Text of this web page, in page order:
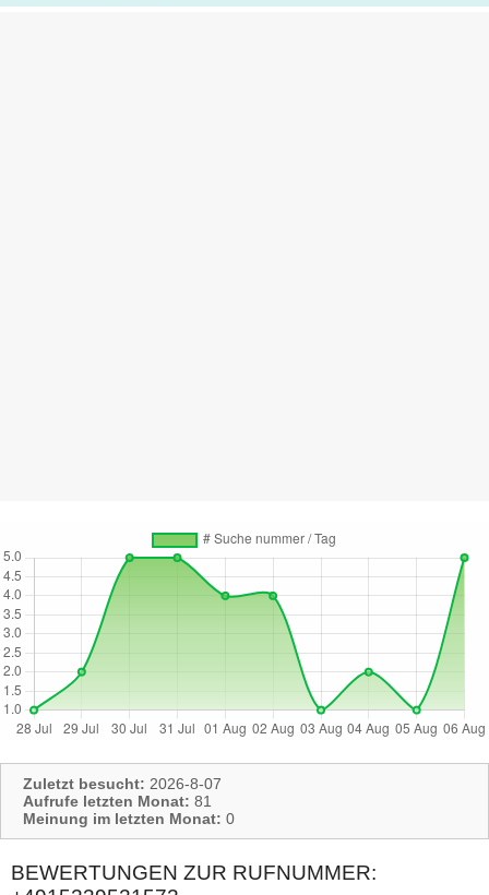
Zuletzt besucht: 2026-8-07
Aufrufe letzten Monat: 81
Meinung im letzten Monat: 0
BEWERTUNGEN ZUR RUFNUMMER: